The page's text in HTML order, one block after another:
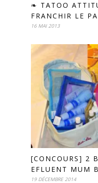
❧ TATOO
FRANCHIR LE
16 MAI 2013
[CONCOURS] 2
EFLUENT MUM
19 DÉCEMBRE 2014